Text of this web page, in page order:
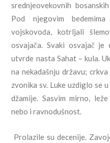
srednjeovekovnih
Pod njegovim
vojskovođa, kotrljali
osvajača. Svaki osvajač
utvrde nasta Sahat – kula.
na nekadašnju državu;
zvonika sv. Luke uzdiglo se
džamije. Sasvim mirno,
nebo i ravnodušnost.
Prolazile su decenije.